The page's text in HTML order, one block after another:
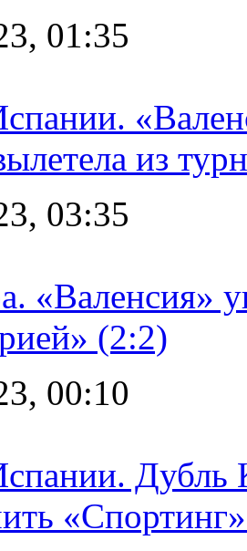
01:35
из
03:35
«Валенсия»
(2:2)
00:10
Дубль